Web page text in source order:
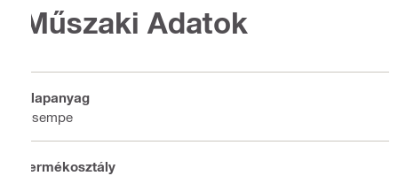
Műszaki Adatok
Alapanyag
Csempe
Termékosztály